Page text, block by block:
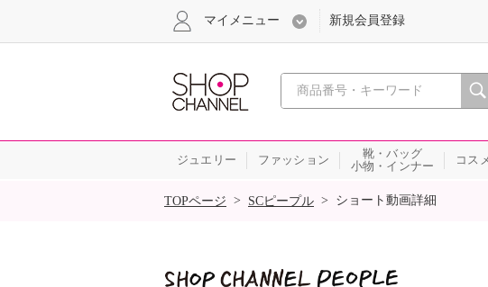
心おどる、瞬間を。通販
マイメニュー 新規会員登録
ジュエリー ファッション
靴・バッグ
小物・インナー
コス
SALE
TOPページ > SCピープル > ショート動画詳細